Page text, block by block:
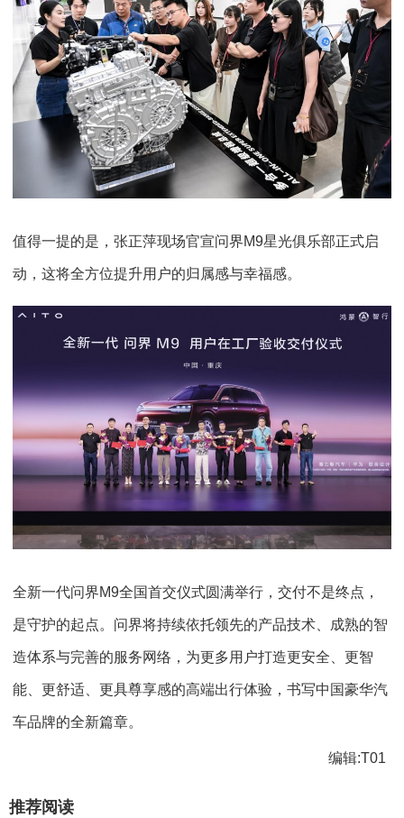
值得一提的是，张正萍现场官宣问界M9星光俱乐部正式启
动，这将全方位提升用户的归属感与幸福感。
全新一代问界M9全国首交仪式圆满举行，交付不是终点，
是守护的起点。问界将持续依托领先的产品技术、成熟的智
造体系与完善的服务网络，为更多用户打造更安全、更智
能、更舒适、更具尊享感的高端出行体验，书写中国豪华汽
车品牌的全新篇章。
编辑:T01
推荐阅读